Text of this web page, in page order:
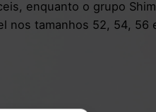
enquanto o grupo
nos tamanhos 52, 54, 56